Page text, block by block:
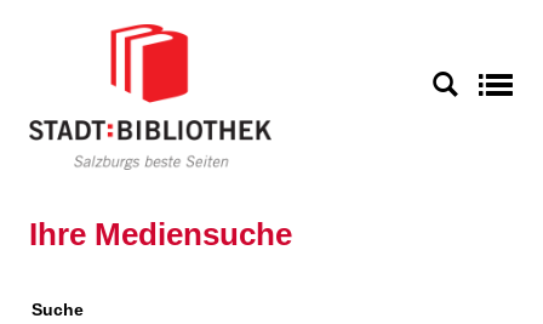
Ihre Mediensuche
Suche